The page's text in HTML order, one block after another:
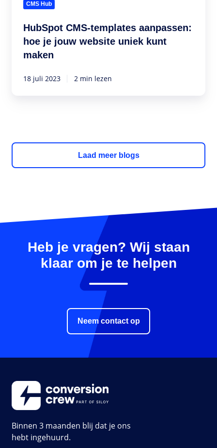
uniek
maken
CMS Hub
HubSpot CMS-templates aanpassen:
hoe je jouw website uniek kunt
maken
18 juli 2023 2 min lezen
Laad meer blogs
Heb je vragen? Wij staan
klaar om je te helpen
Neem contact op
Binnen 3 maanden blij dat je ons
hebt ingehuurd.